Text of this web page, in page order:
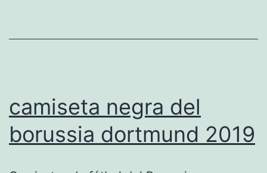
camiseta negra del
borussia dortmund 2019